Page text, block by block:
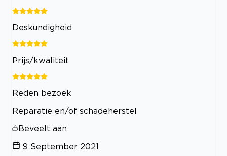
Deskundigheid
Prijs/kwaliteit
Reden bezoek
Reparatie en/of schadeherstel
Beveelt aan
9 September 2021